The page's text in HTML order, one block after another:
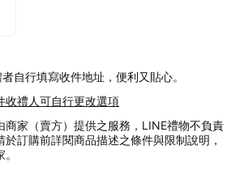
自行填寫收件地址，便利又貼心。
收禮人可自行更改選項
商家（賣方）提供之服務，LINE禮物不負責
於訂購前詳閱商品描述之條件與限制說明，